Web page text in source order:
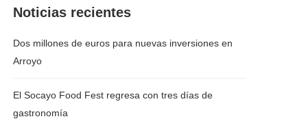
Noticias recientes
Dos millones de euros para nuevas inversiones en
Arroyo
El Socayo Food Fest regresa con tres días de
gastronomía